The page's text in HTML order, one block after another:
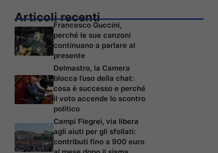
Articoli recenti
Francesco Guccini,
perché le sue canzoni
continuano a parlare al
presente
Delmastro, la Camera
blocca l’uso della chat:
cosa è successo e perché
il voto accende lo scontro
politico
Campi Flegrei, via libera
agli aiuti per gli sfollati:
contributi fino a 900 euro